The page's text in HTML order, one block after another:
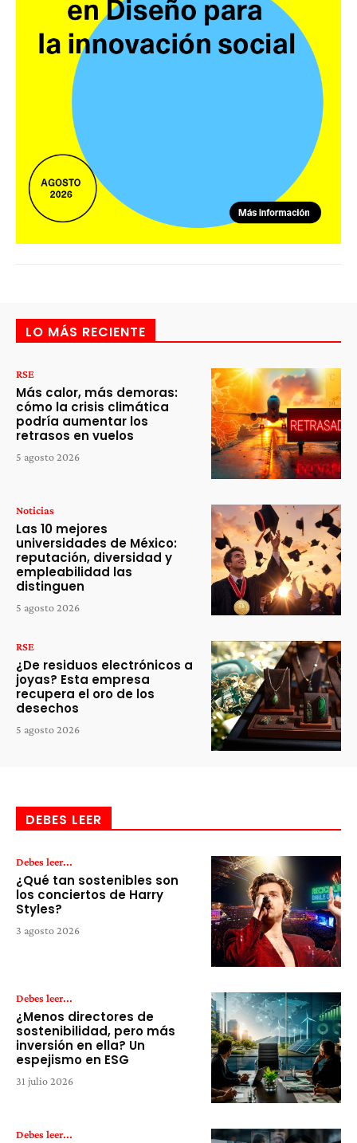
LO MÁS RECIENTE
RSE
Más calor, más demoras:
cómo la crisis climática
podría aumentar los
retrasos en vuelos
5 agosto 2026
Noticias
Las 10 mejores
universidades de México:
reputación, diversidad y
empleabilidad las
distinguen
5 agosto 2026
RSE
¿De residuos electrónicos a
joyas? Esta empresa
recupera el oro de los
desechos
5 agosto 2026
DEBES LEER
Debes leer...
¿Qué tan sostenibles son
los conciertos de Harry
Styles?
3 agosto 2026
Debes leer...
¿Menos directores de
sostenibilidad, pero más
inversión en ella? Un
espejismo en ESG
31 julio 2026
Debes leer...